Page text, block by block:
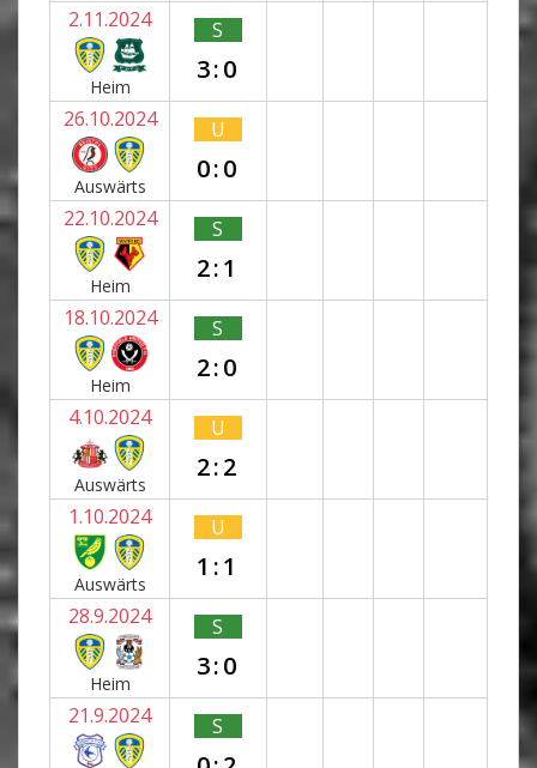
2.11.2024
Heim
S
3:0
26.10.2024
Auswärts
U
0:0
22.10.2024
Heim
S
2:1
18.10.2024
Heim
S
2:0
4.10.2024
Auswärts
U
2:2
1.10.2024
Auswärts
U
1:1
28.9.2024
Heim
S
3:0
21.9.2024 S